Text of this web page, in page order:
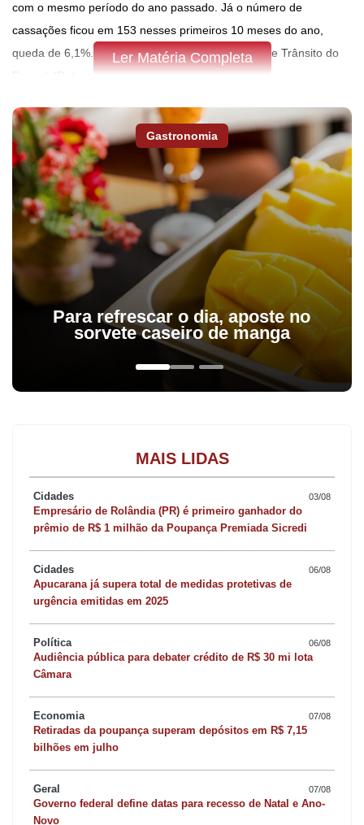
com o mesmo período do ano passado. Já o número de
cassações ficou em 153 nesses primeiros 10 meses do ano,
queda de 6,1%. Os dados são do Departamento de Trânsito do
Paraná (Detran-PR).
Em Apucarana foram registradas 643 suspensões neste ano,
contra 619 no mesmo período do ano passado, o que representa
um aumento de 3,9% de um ano a outro. Já a quantidade de
Em Arapongas houve a suspensão de 641 condutores nesse
município registrou alta de 6,8% nesse quesito. Os números de
CNHs cassadas se manteve praticamente estável, indo de 45
para 48 nesse período.
Já em Ivaiporã, tanto as suspensões quanto as cassações
subiram. Em 2014, o número de suspensões entre janeiro e
outubro ficou em 209. Já neste ano, com alta de 9%, o número
ficou em 228. Nas cassações, o aumento foi de 32% do ano
em 2014, contra 33 em 2015.
“Os números são altos a partir do momento em que você leva em
motivadas por infrações de trânsito, em sua maioria graves. Ou
Ler Matéria Completa
Gastronomia
Para refrescar o dia, aposte no
sorvete caseiro de manga
MAIS LIDAS
Cidades 03/08
Empresário de Rolândia (PR) é primeiro ganhador do
prêmio de R$ 1 milhão da Poupança Premiada Sicredi
Cidades 06/08
Apucarana já supera total de medidas protetivas de
urgência emitidas em 2025
Política 06/08
Audiência pública para debater crédito de R$ 30 mi lota
Câmara
Economia 07/08
Retiradas da poupança superam depósitos em R$ 7,15
bilhões em julho
Geral 07/08
Governo federal define datas para recesso de Natal e Ano-
Novo